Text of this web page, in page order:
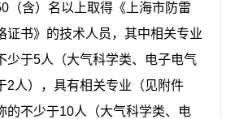
（含）名以上取得《上海市防雷
证书》的技术人员，其中相关专业
少于5人（大气科学类、电子电气
2人），具有相关专业（见附件
的不少于10人（大气科学类、电